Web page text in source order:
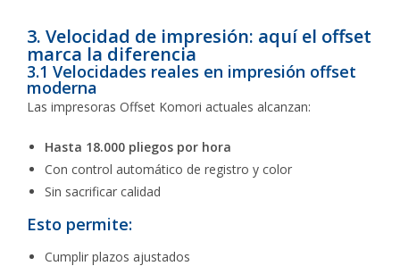
3. Velocidad de impresión: aquí el offset
marca la diferencia
3.1 Velocidades reales en impresión offset
moderna
Las impresoras Offset Komori actuales alcanzan:
Hasta 18.000 pliegos por hora
Con control automático de registro y color
Sin sacrificar calidad
Esto permite:
Cumplir plazos ajustados